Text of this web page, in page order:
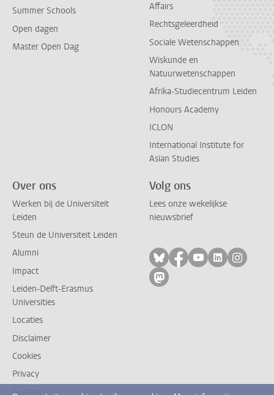
Summer Schools
Open dagen
Master Open Dag
Affairs
Rechtsgeleerdheid
Sociale Wetenschappen
Wiskunde en
Natuurwetenschappen
Afrika-Studiecentrum Leiden
Honours Academy
ICLON
International Institute for
Asian Studies
Over ons
Werken bij de Universiteit
Leiden
Steun de Universiteit Leiden
Alumni
Impact
Leiden-Delft-Erasmus
Universities
Locaties
Disclaimer
Cookies
Privacy
Contact
Volg ons
Lees onze wekelijkse
nieuwsbrief
Volg ons op bluesky
Volg ons op
Volg ons op
Volg ons
Volg
Volg ons op mastodon